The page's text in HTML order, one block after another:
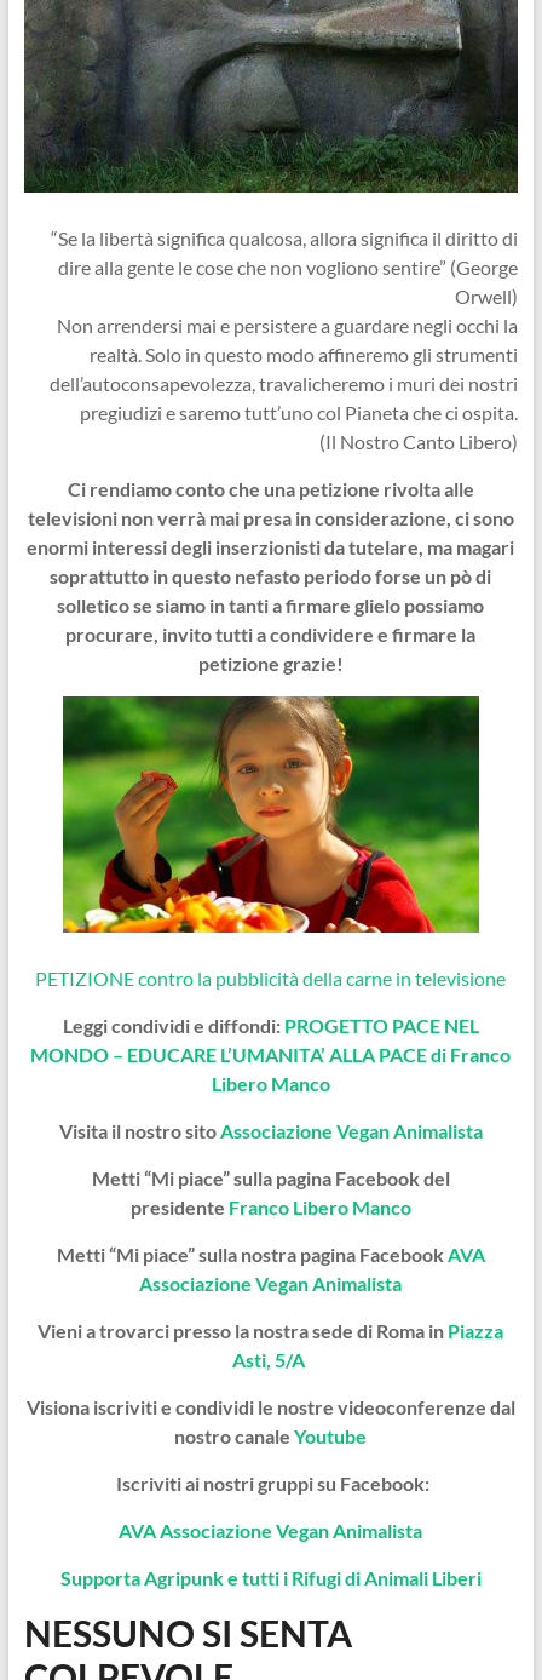
“Se la libertà significa qualcosa, allora significa il diritto di
dire alla gente le cose che non vogliono sentire” (George
Orwell)
Non arrendersi mai e persistere a guardare negli occhi la
realtà. Solo in questo modo affineremo gli strumenti
dell’autoconsapevolezza, travalicheremo i muri dei nostri
pregiudizi e saremo tutt’uno col Pianeta che ci ospita.
(Il Nostro Canto Libero)
Ci rendiamo conto che una petizione rivolta alle
televisioni non verrà mai presa in considerazione, ci sono
enormi interessi degli inserzionisti da tutelare, ma magari
soprattutto in questo nefasto periodo forse un pò di
solletico se siamo in tanti a firmare glielo possiamo
procurare, invito tutti a condividere e firmare la
petizione grazie!
PETIZIONE contro la pubblicità della carne in televisione
Leggi condividi e diffondi: PROGETTO PACE NEL
MONDO – EDUCARE L’UMANITA’ ALLA PACE di Franco
Libero Manco
Visita il nostro sito Associazione Vegan Animalista
Metti “Mi piace” sulla pagina Facebook del
presidente Franco Libero Manco
Metti “Mi piace” sulla nostra pagina Facebook AVA
Associazione Vegan Animalista
Vieni a trovarci presso la nostra sede di Roma in Piazza
Asti, 5/A
Visiona iscriviti e condividi le nostre videoconferenze dal
nostro canaleYoutube
Iscriviti ai nostri gruppi su Facebook:
AVA Associazione Vegan Animalista
Supporta Agripunk e tutti i Rifugi di Animali Liberi
NESSUNO SI SENTA